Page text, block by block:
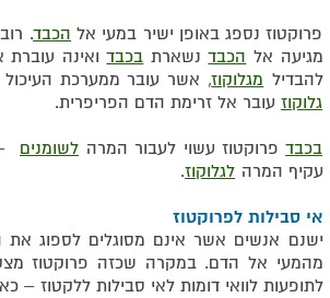
פרוקטוז נספג באופן ישיר במעי אל הכבד.
מגיעה אל הכבדנשארת בכבדואינה עוברת
להבדיל מגלוקוז, אשר עובר ממערכת
גלוקוזעובר אל זרימת הדם הפריפרית.
בכבדפרוקטוז עשוי לעבור המרה לשומנים -
עקיף המרה לגלוקוז.
אי סבילות לפרוקטוז
ישנם אנשים אשר אינם מסוגלים לספוג את
מהמעי אל הדם. במקרה שכזה פרוקטוז
לתופעות לוואי דומות לאי סבילות ללקטוז –